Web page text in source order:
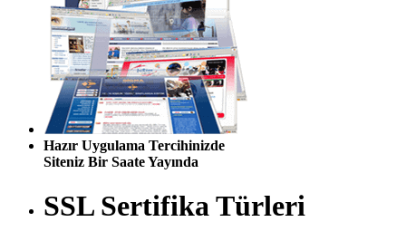
Hazır Uygulama Tercihinizde
Siteniz Bir Saate Yayında
SSL Sertifika Türleri